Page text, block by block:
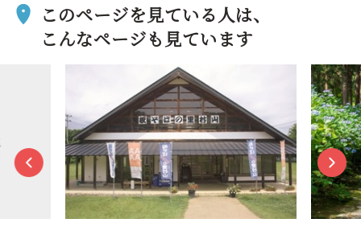
このページを見ている人は、
こんなページも見ています